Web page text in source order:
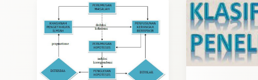
Penelitian.
Pengertian,
Jenis,